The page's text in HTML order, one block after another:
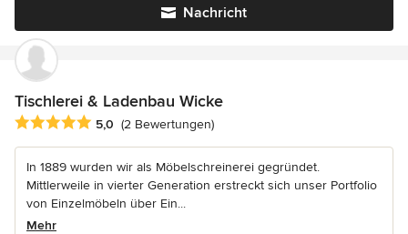
Nachricht
Tischlerei & Ladenbau Wicke
Durchschnittliche Bewertung: 5 von 5 Sternen
5,0 (2 Bewertungen)
In 1889 wurden wir als Möbelschreinerei gegründet.
Mittlerweile in vierter Generation erstreckt sich unser Portfolio
von Einzelmöbeln über Ein...
Mehr